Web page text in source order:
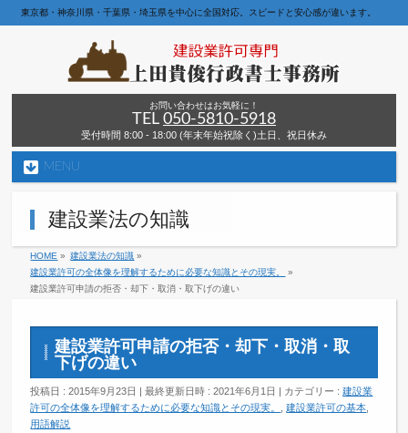
東京都・神奈川県・千葉県・埼玉県を中心に全国対応。スピードと安心感が違います。
お問い合わせはお気軽に！
TEL 050-5810-5918
受付時間 8:00 - 18:00 (年末年始祝除く)土日、祝日休み
MENU
建設業法の知識
HOME » 建設業法の知識 »
建設業許可の全体像を理解するために必要な知識とその現実。
»
建設業許可申請の拒否・却下・取消・取下げの違い
建設業許可申請の拒否・却下・取消・取
下げの違い
投稿日 : 2015年9月23日 最終更新日時 : 2021年6月1日 カテゴリー :建設業
許可の全体像を理解するために必要な知識とその現実。
,建設業許可の基本
用語解説